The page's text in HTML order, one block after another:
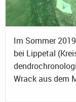
Im Sommer
bei Lippetal
Wrack aus dem